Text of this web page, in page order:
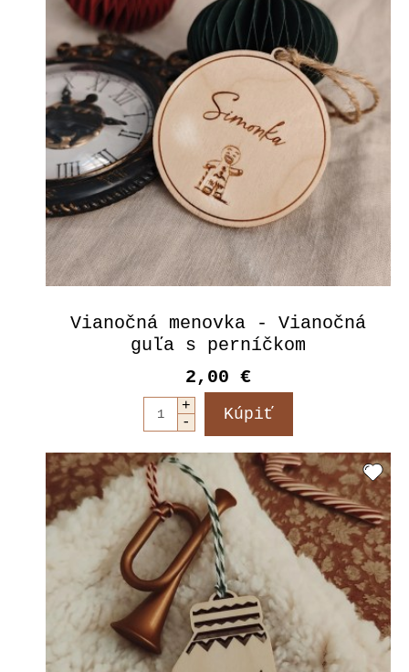
Vianočná menovka - Vianočná
guľa s perníčkom
2,00 €